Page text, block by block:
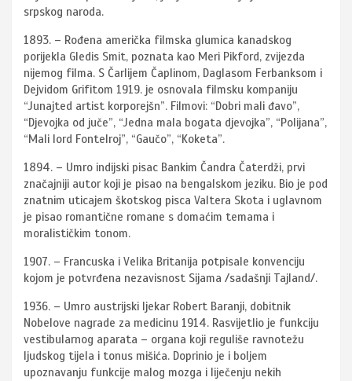
srpskog naroda.
1893. – Rođena američka filmska glumica kanadskog
porijekla Gledis Smit, poznata kao Meri Pikford, zvijezda
nijemog filma. S Čarlijem Čaplinom, Daglasom Ferbanksom i
Dejvidom Grifitom 1919. je osnovala filmsku kompaniju
“Junajted artist korporejšn”. Filmovi: “Dobri mali đavo”,
“Djevojka od juče”, “Jedna mala bogata djevojka”, “Polijana”,
“Mali lord Fontelroj”, “Gaučo”, “Koketa”.
1894. – Umro indijski pisac Bankim Čandra Čaterdži, prvi
značajniji autor koji je pisao na bengalskom jeziku. Bio je pod
znatnim uticajem škotskog pisca Valtera Skota i uglavnom
je pisao romantične romane s domaćim temama i
moralističkim tonom.
1907. – Francuska i Velika Britanija potpisale konvenciju
kojom je potvrđena nezavisnost Sijama /sadašnji Tajland/.
1936. – Umro austrijski ljekar Robert Baranji, dobitnik
Nobelove nagrade za medicinu 1914. Rasvijetlio je funkciju
vestibularnog aparata – organa koji reguliše ravnotežu
ljudskog tijela i tonus mišića. Doprinio je i boljem
upoznavanju funkcije malog mozga i liječenju nekih